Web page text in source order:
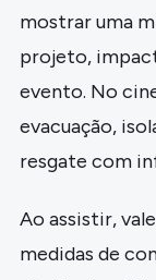
mostrar uma
projeto,
evento. No
evacuação,
resgate com
Ao assistir,
medidas de